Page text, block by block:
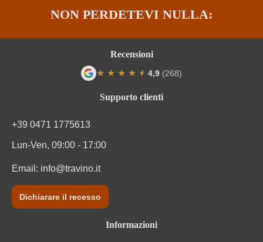
NON PERDETEVI NULLA:
Supporto clienti
+39 0471 1775613
Lun-Ven, 09:00 - 17:00
Email: info@travino.it
Dichiarare il recesso
Informazioni
Recensioni
★ ★ ★ ★ ★
★ 4,9 (268)